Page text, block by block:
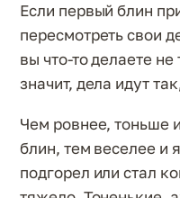
Если первый блин
пересмотреть свои
вы что-то делаете
значит, дела идут
Чем ровнее, тоньше
блин, тем веселее и
подгорел или стал